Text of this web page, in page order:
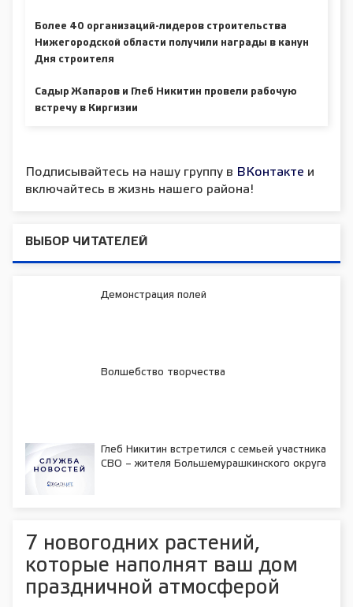
Более 40 организаций-лидеров строительства
Нижегородской области получили награды в канун
Дня строителя
Садыр Жапаров и Глеб Никитин провели рабочую
встречу в Киргизии
Подписывайтесь на нашу группу в ВКонтакте и
включайтесь в жизнь нашего района!
ВЫБОР ЧИТАТЕЛЕЙ
Демонстрация полей
Волшебство творчества
Глеб Никитин встретился с семьей участника
СВО – жителя Большемурашкинского округа
7 новогодних растений,
которые наполнят ваш дом
праздничной атмосферой